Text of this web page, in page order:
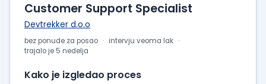
Customer Support Specialist
Devtrekker d.o.o
bez ponude za posao
intervju veoma lak
trajalo je 5 nedelja
Kako je izgledao proces